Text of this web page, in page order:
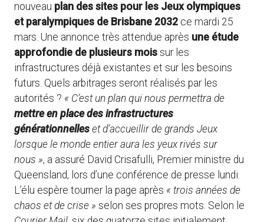
nouveau plan des sites pour les Jeux olympiques
et paralympiques de Brisbane 2032 ce mardi 25
mars. Une annonce très attendue après une étude
approfondie de plusieurs mois sur les
infrastructures déjà existantes et sur les besoins
futurs. Quels arbitrages seront réalisés par les
autorités ? « C’est un plan qui nous permettra de
mettre en place des infrastructures
générationnelles et d’accueillir de grands Jeux
lorsque le monde entier aura les yeux rivés sur
nous », a assuré David Crisafulli, Premier ministre du
Queensland, lors d’une conférence de presse lundi.
L’élu espère tourner la page après « trois années de
chaos et de crise » selon ses propres mots. Selon le